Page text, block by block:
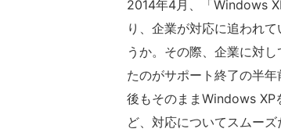
2014年4月、「Windows
り、企業が対応に追われ
うか。その際、企業に対
たのがサポート終了の半
後もそのままWindows XP
ど、対応についてスムー